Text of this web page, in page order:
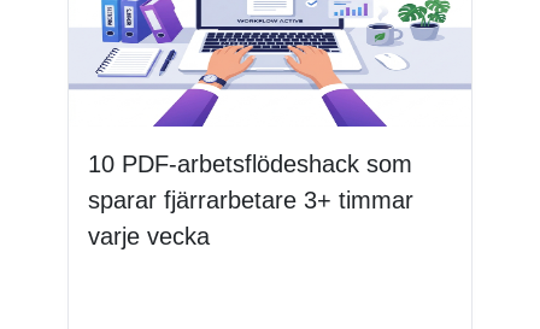
10 PDF-arbetsflödeshack som
sparar fjärrarbetare 3+ timmar
varje vecka